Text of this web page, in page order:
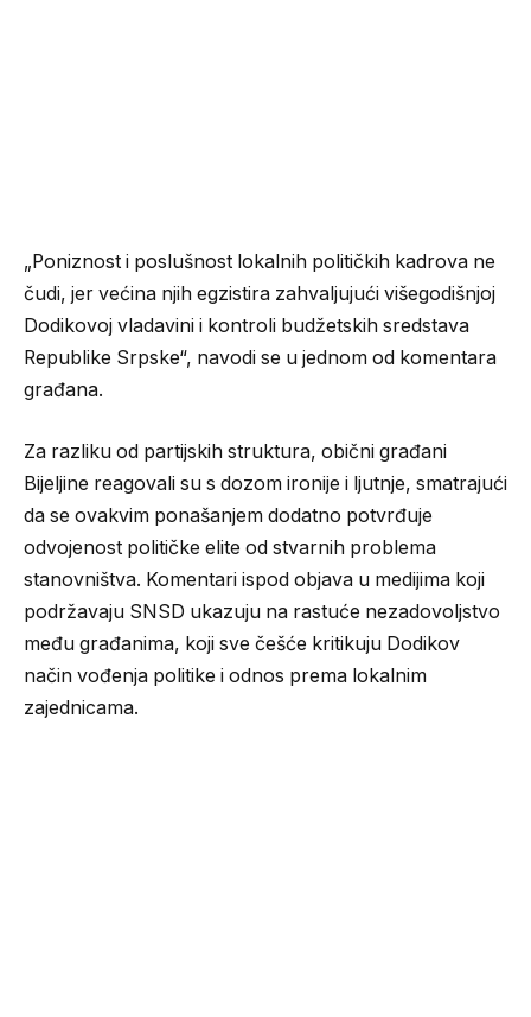
„Poniznost i poslušnost lokalnih političkih kadrova ne
čudi, jer većina njih egzistira zahvaljujući višegodišnjoj
Dodikovoj vladavini i kontroli budžetskih sredstava
Republike Srpske“, navodi se u jednom od komentara
građana.
Za razliku od partijskih struktura, obični građani
Bijeljine reagovali su s dozom ironije i ljutnje, smatrajući
da se ovakvim ponašanjem dodatno potvrđuje
odvojenost političke elite od stvarnih problema
stanovništva. Komentari ispod objava u medijima koji
podržavaju SNSD ukazuju na rastuće nezadovoljstvo
među građanima, koji sve češće kritikuju Dodikov
način vođenja politike i odnos prema lokalnim
zajednicama.